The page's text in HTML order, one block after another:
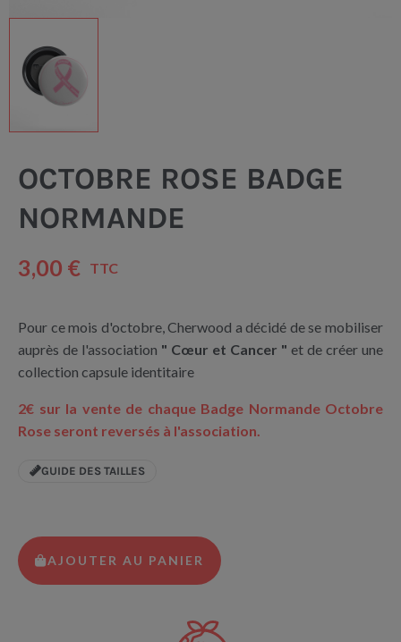
OCTOBRE ROSE BADGE
NORMANDE
3,00 € TTC
Pour ce mois d'octobre, Cherwood a décidé de se mobiliser
auprès de l'association " Cœur et Cancer " et de créer une
collection capsule identitaire
2€ sur la vente de chaque Badge Normande Octobre
Rose seront reversés à l'association.
GUIDE DES TAILLES
AJOUTER AU PANIER